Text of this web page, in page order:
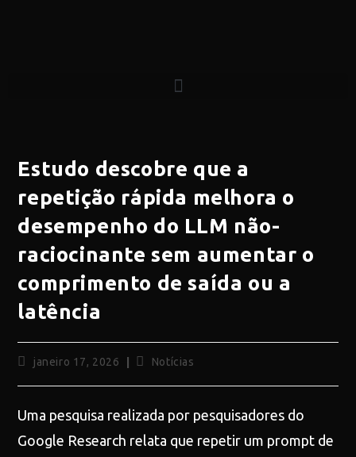
Estudo descobre que a
repetição rápida melhora o
desempenho do LLM não-
raciocinante sem aumentar o
comprimento de saída ou a
latência
janeiro 17, 2026 Notícias
Uma pesquisa realizada por pesquisadores do
Google Research relata que repetir um prompt de